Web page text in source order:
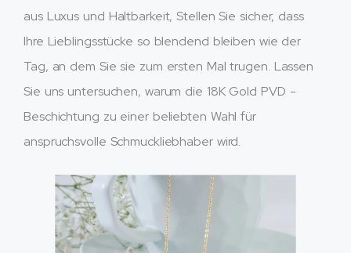
aus Luxus und Haltbarkeit, Stellen Sie sicher, dass
Ihre Lieblingsstücke so blendend bleiben wie der
Tag, an dem Sie sie zum ersten Mal trugen. Lassen
Sie uns untersuchen, warum die 18K Gold PVD -
Beschichtung zu einer beliebten Wahl für
anspruchsvolle Schmuckliebhaber wird.